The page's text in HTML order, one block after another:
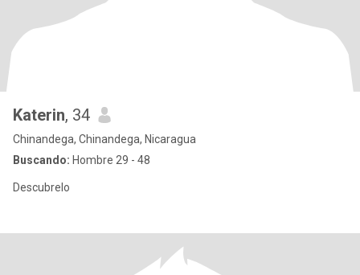
Katerin, 34
Chinandega, Chinandega, Nicaragua
Buscando: Hombre 29 - 48
Descubrelo